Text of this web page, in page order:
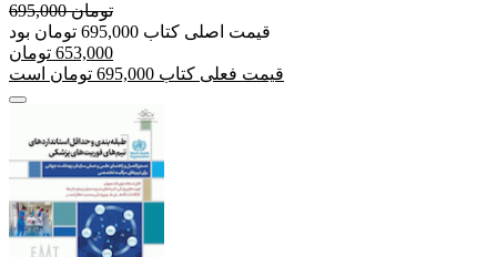
695,000 تومان
قیمت اصلی کتاب 695,000 تومان بود
653,000 تومان
قیمت فعلی کتاب 695,000 تومان است